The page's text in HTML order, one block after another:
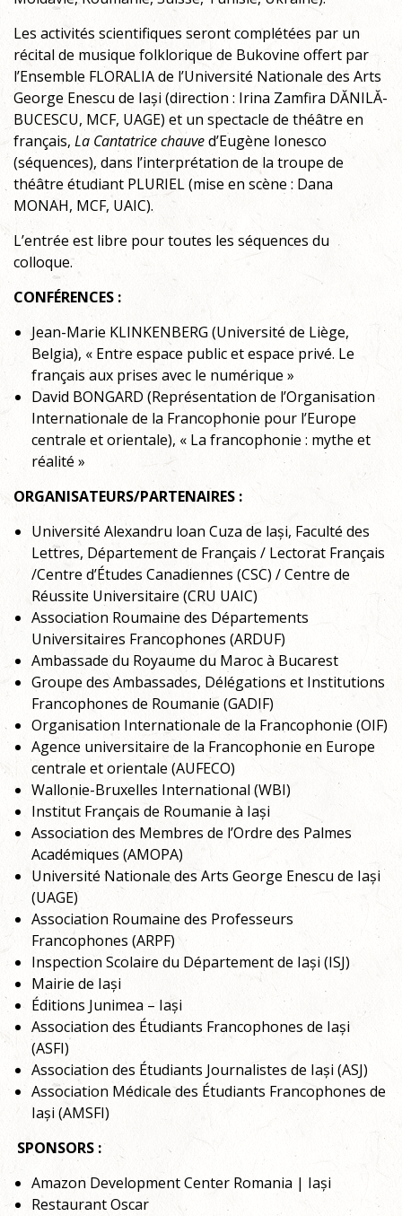
Les activités scientifiques seront complétées par un
récital de musique folklorique de Bukovine offert par
l’Ensemble FLORALIA de l’Université Nationale des Arts
George Enescu de Iași (direction : Irina Zamfira DĂNILĂ-
BUCESCU, MCF, UAGE) et un spectacle de théâtre en
français, La Cantatrice chauved’Eugène Ionesco
(séquences), dans l’interprétation de la troupe de
théâtre étudiant PLURIEL (mise en scène : Dana
MONAH, MCF, UAIC).
L’entrée est libre pour toutes les séquences du
colloque.
CONFÉRENCES :
Jean-Marie KLINKENBERG (Université de Liège,
Belgia), « Entre espace public et espace privé. Le
français aux prises avec le numérique »
David BONGARD (Représentation de l’Organisation
Internationale de la Francophonie pour l’Europe
centrale et orientale), « La francophonie : mythe et
réalité »
ORGANISATEURS/PARTENAIRES :
Université Alexandru loan Cuza de lași, Faculté des
Lettres, Département de Français / Lectorat Français
/Centre d’Études Canadiennes (CSC) / Centre de
Réussite Universitaire (CRU UAIC)
Association Roumaine des Départements
Universitaires Francophones (ARDUF)
Ambassade du Royaume du Maroc à Bucarest
Groupe des Ambassades, Délégations et Institutions
Francophones de Roumanie (GADIF)
Organisation Internationale de la Francophonie (OIF)
Agence universitaire de la Francophonie en Europe
centrale et orientale (AUFECO)
Wallonie-Bruxelles International (WBI)
Institut Français de Roumanie à Iași
Association des Membres de l’Ordre des Palmes
Académiques (AMOPA)
Université Nationale des Arts George Enescu de Iași
(UAGE)
Association Roumaine des Professeurs
Francophones (ARPF)
Inspection Scolaire du Département de Iași (ISJ)
Mairie de Iași
Éditions Junimea – Iași
Association des Étudiants Francophones de Iași
(ASFI)
Association des Étudiants Journalistes de Iași (ASJ)
Association Médicale des Étudiants Francophones de
Iași (AMSFI)
SPONSORS :
Amazon Development Center Romania | Iași
Restaurant Oscar